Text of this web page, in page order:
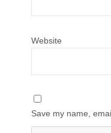
Website
Save my name,